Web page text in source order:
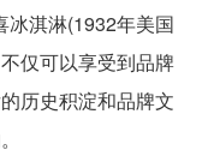
冰淇淋(1932年美国
仅可以享受到品牌
历史积淀和品牌文